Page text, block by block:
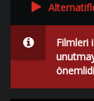
Filmleri